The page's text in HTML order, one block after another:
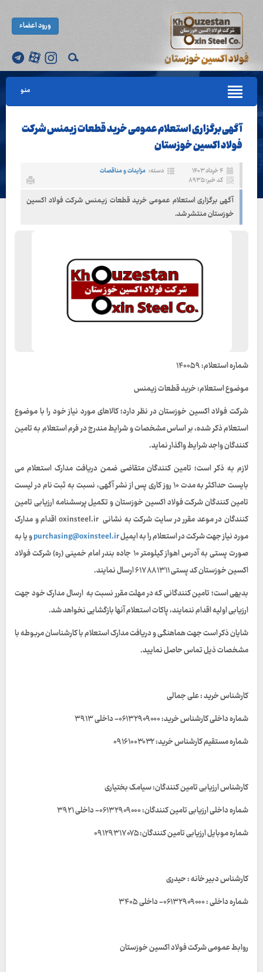
ورود اعضاء
منو
آگهی برگزاری استعلام عمومی خرید قطعات زیمنس شرکت
فولاد اکسین خوزستان
۴ خرداد ۱۴۰۳ دسته: مزایدات و مناقصات
کد خبر: ۸۹۳۵
آگهی برگزاری استعلام عمومی خرید قطعات زیمنس شرکت فولاد اکسین
خوزستان منتشر شد.
شماره استعلام: ۱۴۰۰۵۹
موضوع استعلام: خرید قطعات زیمنس
شرکت فولاد اکسین خوزستان در نظر دارد؛ کالاهای مورد نیاز خود را با موضوع
استعلام ذکر شده، بر اساس مشخصات و شرایط مندرج در فرم استعلام به تامین
کنندگان واجد شرایط واگذار نماید.
لازم به ذکر است؛ تامین کنندگان متقاضی ضمن دریافت مدارک استعلام می
بایست حداکثر به مدت ۱۰ روز کاری پس از نشر آگهی، نسبت به ثبت نام در لیست
تامین کنندگان شرکت فولاد اکسین خوزستان و تکمیل پرسشنامه ارزیابی تامین
کنندگان در موعد مقرر در سایت شرکت به نشانی oxinsteel.ir اقدام و مدارک
مورد نیاز جهت شرکت در استعلام را به ایمیلpurchasing@oxinsteel.irو یا به
صورت پستی به آدرس اهواز کیلومتر ۱۰ جاده بندر امام خمینی (ره) شرکت فولاد
اکسین خوزستان کد پستی ۶۱۷۸۸۱۳۱۱ ارسال نمایند.
بدیهی است؛ تامین کنندگانی که در مهلت مقرر نسبت به ارسال مدارک خود جهت
ارزیابی اولیه اقدام ننمایند، پاکات استعلام آنها بازگشایی نخواهد شد.
شایان ذکر است جهت هماهنگی و دریافت مدارک استعلام با کارشناسان مربوطه با
مشخصات ذیل تماس حاصل نمایید.
کارشناس خرید : علی جمالی
شماره داخلی کارشناس خرید: ۰۶۱۳۲۹۰۹۰۰۰- داخلی ۳۹۱۳
شماره مستقیم کارشناس خرید: ۰۹۱۶۱۰۰۳۰۳۲
کارشناس ارزیابی تامین کنندگان: سیامک بختیاری
شماره داخلی ارزیابی تامین کنندگان: ۰۶۱۳۲۹۰۹۰۰۰- داخلی ۳۹۲۱
شماره موبایل ارزیابی تامین کنندگان: ۰۹۱۲۹۳۱۷۰۷۵
کارشناس دبیر خانه : حیدری
شماره داخلی : ۰۶۱۳۲۹۰۹۰۰۰- داخلی ۳۴۰۵
روابط عمومی شرکت فولاد اکسین خوزستان